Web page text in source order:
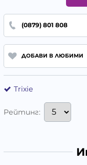
(0879) 801 808
ДОБАВИ В ЛЮБИМИ
Trixie
Рейтинг: